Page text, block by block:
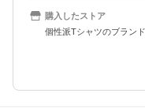
購入したストア
個性派Tシャツのブラン